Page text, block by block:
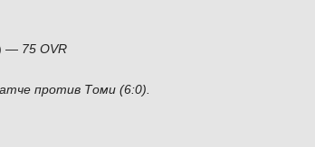
— 75 OVR
против Томи (6:0).